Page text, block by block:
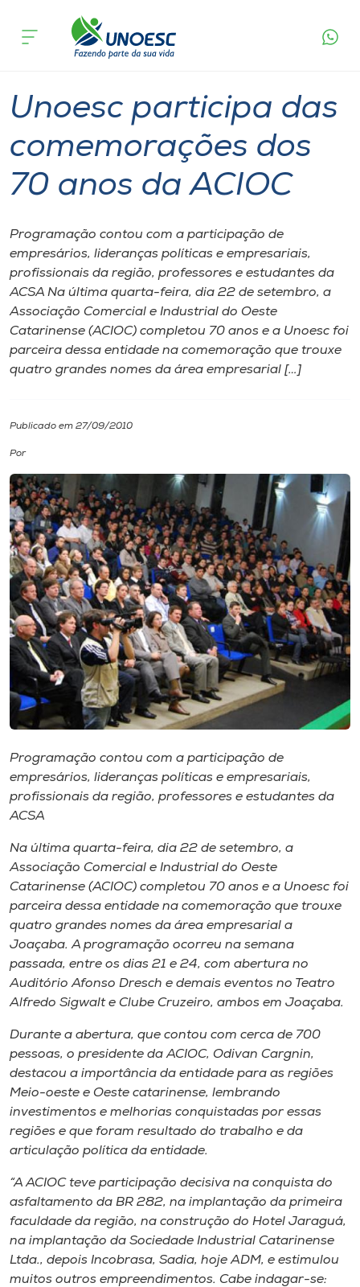
Cursos
Atendimento ao Estudante
Portal de Ensino
A
Internacionalização
Cultura
CPA
Biblioteca
Editora
Rádio
Museu
Unoesc
Store
Selecione
o idioma
acontece
Unoesc participa das
comemorações dos
70 anos da ACIOC
Programação contou com a participação de
empresários, lideranças políticas e empresariais,
profissionais da região, professores e estudantes da
ACSA Na última quarta-feira, dia 22 de setembro, a
Associação Comercial e Industrial do Oeste
Catarinense (ACIOC) completou 70 anos e a Unoesc foi
parceira dessa entidade na comemoração que trouxe
quatro grandes nomes da área empresarial […]
Publicado em 27/09/2010
Por
Programação contou com a participação de
empresários, lideranças políticas e empresariais,
profissionais da região, professores e estudantes da
ACSA
Na última quarta-feira, dia 22 de setembro, a
Associação Comercial e Industrial do Oeste
Catarinense (ACIOC) completou 70 anos e a Unoesc foi
parceira dessa entidade na comemoração que trouxe
quatro grandes nomes da área empresarial a
Joaçaba. A programação ocorreu na semana
passada, entre os dias 21 e 24, com abertura no
Auditório Afonso Dresch e demais eventos no Teatro
Alfredo Sigwalt e Clube Cruzeiro, ambos em Joaçaba.
Durante a abertura, que contou com cerca de 700
pessoas, o presidente da ACIOC, Odivan Cargnin,
destacou a importância da entidade para as regiões
Meio-oeste e Oeste catarinense, lembrando
investimentos e melhorias conquistadas por essas
regiões e que foram resultado do trabalho e da
articulação política da entidade.
“A ACIOC teve participação decisiva na conquista do
asfaltamento da BR 282, na implantação da primeira
faculdade da região, na construção do Hotel Jaraguá,
na implantação da Sociedade Industrial Catarinense
Ltda., depois Incobrasa, Sadia, hoje ADM, e estimulou
muitos outros empreendimentos. Cabe indagar-se: